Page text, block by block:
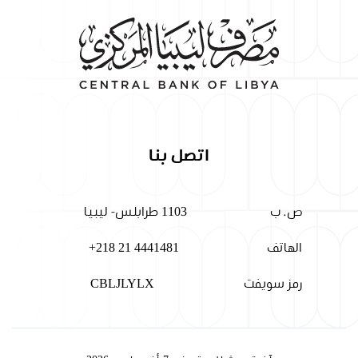
اتصل بنا
ص. ب 1103 طرابلس- ليبيا
الهاتف +218 21 4441481
رمز سويفت CBLJLYLX